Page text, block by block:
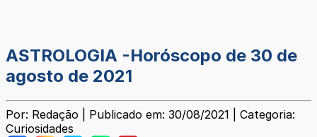
ASTROLOGIA -Horóscopo de 30 de
agosto de 2021
Por: Redação | Publicado em: 30/08/2021 | Categoria:
Curiosidades